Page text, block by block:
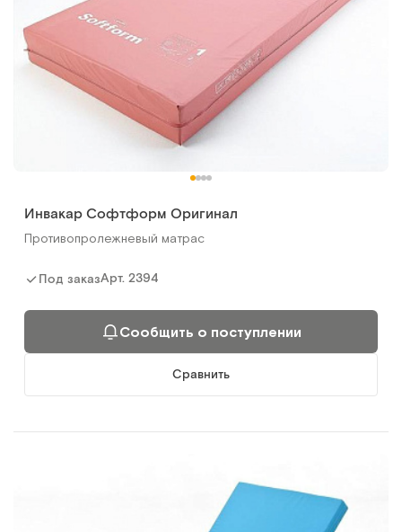
Инвакар Софтформ Оригинал
Противопролежневый матрас
Под заказАрт. 2394
Сообщить о поступлении
Сравнить